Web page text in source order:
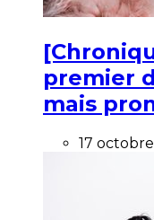
premier
mais
17